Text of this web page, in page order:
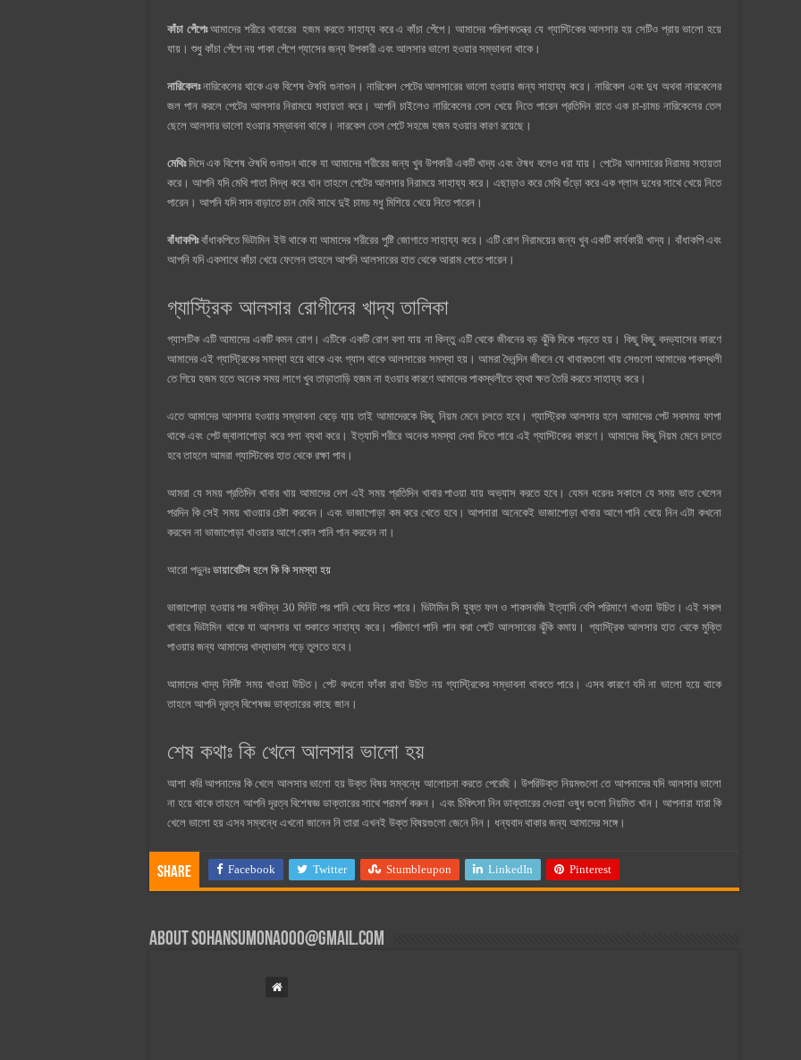
কাঁচা পেঁপেঃআমাদের শরীরে খাবারের হজম করতে সাহায্য করে এ কাঁচা পেঁপে। আমাদের পরিপাকতন্ত্র যে গ্যাস্টিকের আলসার হয় সেটিও প্রায় ভালো হয়ে
যায়। শুধু কাঁচা পেঁপে নয় পাকা পেঁপে গ্যাসের জন্য উপকারী এবং আলসার ভালো হওয়ার সম্ভাবনা থাকে।
নারিকেলঃনারিকেলের থাকে এক বিশেষ ঔষধি গুনাগুন। নারিকেল পেটের আলসারের ভালো হওয়ার জন্য সাহায্য করে। নারিকেল এবং দুধ অথবা নারকেলের
জল পান করলে পেটের আলসার নিরাময়ে সহায়তা করে। আপনি চাইলেও নারিকেলের তেল খেয়ে নিতে পারেন প্রতিদিন রাতে এক চা-চামচ নারিকেলের তেল
ছেলে আলসার ভালো হওয়ার সম্ভাবনা থাকে। নারকেল তেল পেটে সহজে হজম হওয়ার কারণ রয়েছে।
মেথিঃমিদে এক বিশেষ ঔষধি গুনাগুন থাকে যা আমাদের শরীরের জন্য খুব উপকারী একটি খাদ্য এবং ঔষধ বলেও ধরা যায়। পেটের আলসারের নিরাময় সহায়তা
করে। আপনি যদি মেথি পাতা সিদ্ধ করে খান তাহলে পেটের আলসার নিরাময়ে সাহায্য করে। এছাড়াও করে মেথি গুঁড়ো করে এক গ্লাস দুধের সাথে খেয়ে নিতে
পারেন। আপনি যদি সাদ বাড়াতে চান মেথি সাথে দুই চামচ মধু মিশিয়ে খেয়ে নিতে পারেন।
বাঁধাকপিঃবাঁধাকপিতে ভিটামিন ইউ থাকে যা আমাদের শরীরের পুষ্টি জোগাতে সাহায্য করে। এটি রোগ নিরাময়ের জন্য খুব একটি কার্যকারী খাদ্য। বাঁধাকপি এবং
আপনি যদি একসাথে কাঁচা খেয়ে ফেলেন তাহলে আপনি আলসারের হাত থেকে আরাম পেতে পারেন।
গ্যাস্ট্রিক আলসার রোগীদের খাদ্য তালিকা
গ্যাসটিক এটি আমাদের একটি কমন রোগ। এটিকে একটি রোগ বলা যায় না কিন্তু এটি থেকে জীবনের বড় ঝুঁকি দিকে পড়তে হয়। কিছু কিছু বদভ্যাসের কারণে
আমাদের এই গ্যাস্ট্রিকের সমস্যা হয়ে থাকে এবং গ্যাস থাকে আলসারের সমস্যা হয়। আমরা দৈনন্দিন জীবনে যে খাবারগুলো খায় সেগুলো আমাদের পাকস্থলী
তে গিয়ে হজম হতে অনেক সময় লাগে খুব তাড়াতাড়ি হজম না হওয়ার কারণে আমাদের পাকস্থলীতে ব্যথা ক্ষত তৈরি করতে সাহায্য করে।
এতে আমাদের আলসার হওয়ার সম্ভাবনা বেড়ে যায় তাই আমাদেরকে কিছু নিয়ম মেনে চলতে হবে। গ্যাস্ট্রিক আলসার হলে আমাদের পেট সবসময় ফাপা
থাকে এবং পেট জ্বালাপোড়া করে গলা ব্যথা করে। ইত্যাদি শরীরে অনেক সমস্যা দেখা দিতে পারে এই গ্যাস্টিকের কারণে। আমাদের কিছু নিয়ম মেনে চলতে
হবে তাহলে আমরা গ্যাস্টিকের হাত থেকে রক্ষা পাব।
আমরা যে সময় প্রতিদিন খাবার খায় আমাদের দেশ এই সময় প্রতিদিন খাবার পাওয়া যায় অভ্যাস করতে হবে। যেমন ধরেনঃ সকালে যে সময় ভাত খেলেন
পরদিন কি সেই সময় খাওয়ার চেষ্টা করবেন। এবং ভাজাপোড়া কম করে খেতে হবে। আপনারা অনেকেই ভাজাপোড়া খাবার আগে পানি খেয়ে নিন এটা কখনো
করবেন না ভাজাপোড়া খাওয়ার আগে কোন পানি পান করবেন না।
আরো পড়ুনঃ ডায়াবেটিস হলে কি কি সমস্যা হয়
ভাজাপোড়া হওয়ার পর সর্বনিম্ন 30 মিনিট পর পানি খেয়ে নিতে পারে। ভিটামিন সি যুক্ত ফল ও শাকসবজি ইত্যাদি বেশি পরিমাণে খাওয়া উচিত। এই সকল
খাবারে ভিটামিন থাকে যা আলসার ঘা শুকাতে সাহায্য করে। পরিমাণে পানি পান করা পেটে আলসারের ঝুঁকি কমায়। গ্যাস্ট্রিক আলসার হাত থেকে মুক্তি
পাওয়ার জন্য আমাদের খাদ্যাভাস গড়ে তুলতে হবে।
আমাদের খাদ্য নির্দিষ্ট সময় খাওয়া উচিত। পেট কখনো ফাঁকা রাখা উচিত নয় গ্যাস্ট্রিকের সম্ভাবনা থাকতে পারে। এসব কারণে যদি না ভালো হয়ে থাকে
তাহলে আপনি দূরত্ব বিশেষজ্ঞ ডাক্তারের কাছে জান।
শেষ কথাঃ কি খেলে আলসার ভালো হয়
আশা করি আপনাদের কি খেলে আলসার ভালো হয় উক্ত বিষয় সম্বন্ধে আলোচনা করতে পেরেছি। উপরিউক্ত নিয়মগুলো তে আপনাদের যদি আলসার ভালো
না হয়ে থাকে তাহলে আপনি দূরত্ব বিশেষজ্ঞ ডাক্তারের সাথে পরামর্শ করুন। এবং চিকিৎসা নিন ডাক্তারের দেওয়া ওষুধ গুলো নিয়মিত খান। আপনারা যারা কি
খেলে ভালো হয় এসব সম্বন্ধে এখনো জানেন নি তারা এখনই উক্ত বিষয়গুলো জেনে নিন। ধন্যবাদ থাকার জন্য আমাদের সঙ্গে।
Share Facebook Twitter Stumbleupon LinkedIn Pinterest
Aboutsohansumona000@gmail.com